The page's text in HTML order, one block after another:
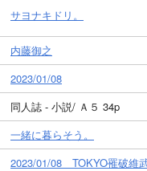
サヨナキドリ。
内藤御之
2023/01/08
同人誌 - 小説/ Ａ５ 34p
一緒に暮らそう。
2023/01/08 TOKYO罹破維